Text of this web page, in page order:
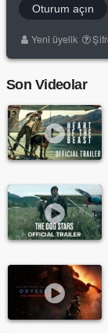
Oturum açın
Yeni üyelik
Son Videolar